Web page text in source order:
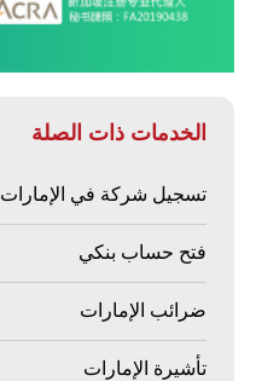
الخدمات ذات الصلة
تسجيل شركة في الإمارات
فتح حساب بنكي
ضرائب الإمارات
تأشيرة الإمارات